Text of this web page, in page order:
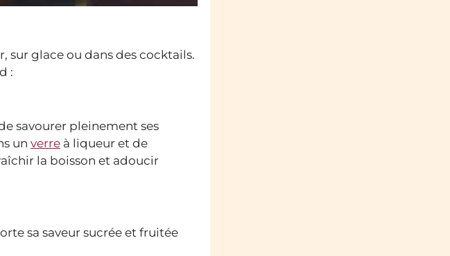
sur glace ou dans des cocktails.
:
savourer pleinement ses
un verre à liqueur et de
la boisson et adoucir
sa saveur sucrée et fruitée